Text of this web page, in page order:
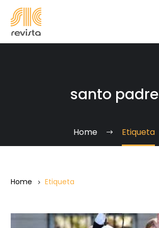
santo padre
Home Etiqueta
Home Etiqueta